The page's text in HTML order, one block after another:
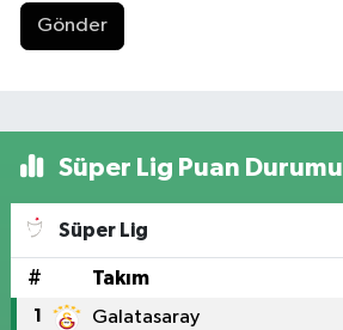
Gönder
Süper Lig Puan Durumu
Süper Lig
# Takım
1 Galatasaray